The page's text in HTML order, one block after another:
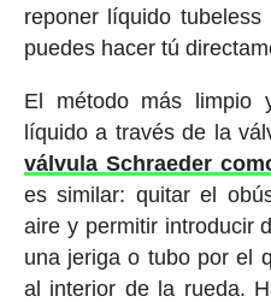
reponer líquido
puedes hacer tú
El método más limpio
líquido a través de la
válvula Schraeder
es similar: quitar el
aire y permitir introducir
una jeriga o tubo por el
al interior de la rueda.